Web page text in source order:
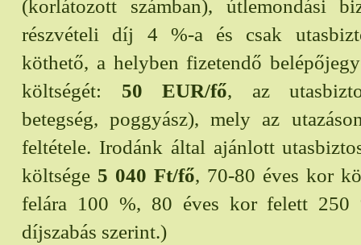
(korlátozott számban), útlemondási
részvételi díj 4 %-a és csak
köthető, a helyben fizetendő
költségét: 50 EUR/fő, az
betegség, poggyász), mely az
feltétele. Irodánk által ajánlott
költsége 5 040 Ft/fő, 70-80 éves kor
felára 100 %, 80 éves kor felett 250
díjszabás szerint.)